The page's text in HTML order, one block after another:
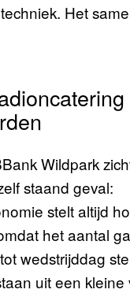
Het
Wildpark
staand geval:
stelt altijd
het aantal
wedstrijddag
uit een kleine